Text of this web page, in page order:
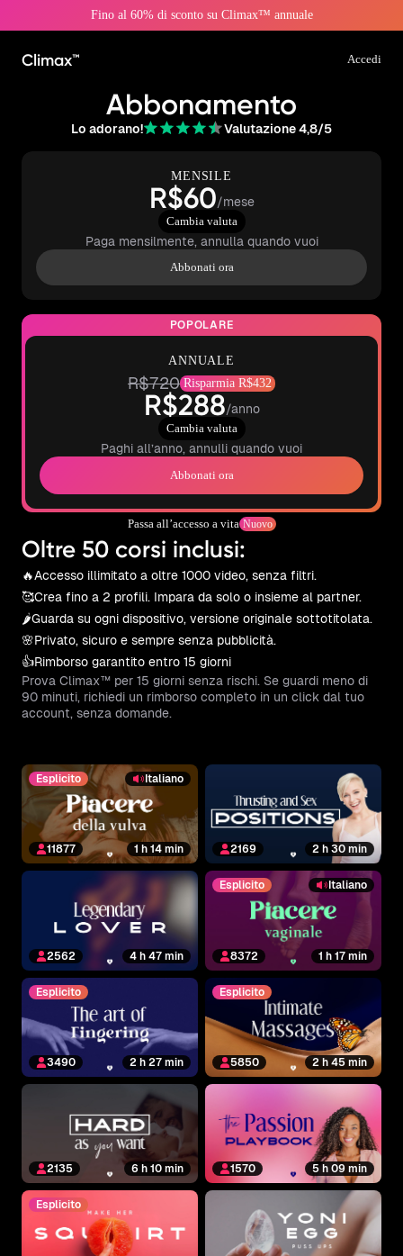
Fino al 60% di sconto su Climax™ annuale
Climax™ Accedi
Abbonamento
Lo adorano! Valutazione 4,8/5
Oltre 50 corsi inclusi:
🔥Accesso illimitato a oltre 1000 video, senza filtri.
🥰Crea fino a 2 profili. Impara da solo o insieme al partner.
🌶️Guarda su ogni dispositivo, versione originale sottotitolata.
🌸Privato, sicuro e sempre senza pubblicità.
👍Rimborso garantito entro 15 giorni
Prova Climax™ per 15 giorni senza rischi. Se guardi meno di
90 minuti, richiedi un rimborso completo in un click dal tuo
account, senza domande.
MENSILE
R$60/mese
Cambia valuta
Paga mensilmente, annulla quando vuoi
Abbonati ora
POPOLARE
ANNUALE
R$720 Risparmia R$432
R$288/anno
Cambia valuta
Paghi all’anno, annulli quando vuoi
Abbonati ora
Passa all’accesso a vita Nuovo
Esplicito Italiano
1 h 14 min
11877 2 h 30 min
2169
4 h 47 min
2562
Esplicito Italiano
1 h 17 min
8372
Esplicito
2 h 27 min
3490
Esplicito
2 h 45 min
5850
6 h 10 min
2135 5 h 09 min
1570
Esplicito